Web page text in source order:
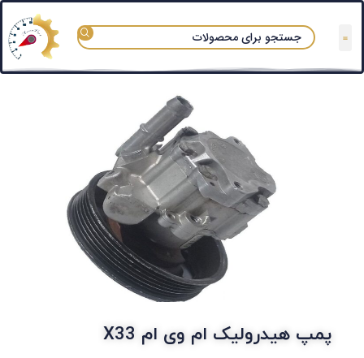
پمپ هیدرولیک ام وی ام X33